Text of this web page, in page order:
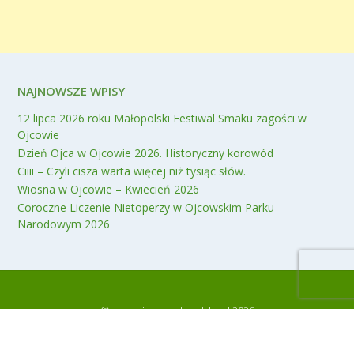
NAJNOWSZE WPISY
12 lipca 2026 roku Małopolski Festiwal Smaku zagości w
Ojcowie
Dzień Ojca w Ojcowie 2026. Historyczny korowód
Ciiii – Czyli cisza warta więcej niż tysiąc słów.
Wiosna w Ojcowie – Kwiecień 2026
Coroczne Liczenie Nietoperzy w Ojcowskim Parku
Narodowym 2026
© www.ojcow.malopolska.pl 2026